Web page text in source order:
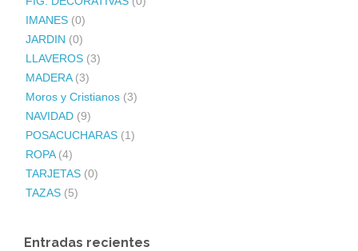
IMANES (0)
JARDIN (0)
LLAVEROS (3)
MADERA (3)
Moros y Cristianos (3)
NAVIDAD (9)
POSACUCHARAS (1)
ROPA (4)
TARJETAS (0)
TAZAS (5)
Entradas recientes